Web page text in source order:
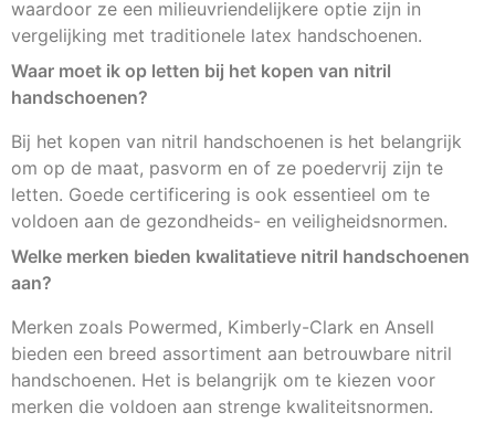
waardoor ze een milieuvriendelijkere optie zijn in
vergelijking met traditionele latex handschoenen.
Waar moet ik op letten bij het kopen van nitril
handschoenen?
Bij het kopen van nitril handschoenen is het belangrijk
om op de maat, pasvorm en of ze poedervrij zijn te
letten. Goede certificering is ook essentieel om te
voldoen aan de gezondheids- en veiligheidsnormen.
Welke merken bieden kwalitatieve nitril handschoenen
aan?
Merken zoals Powermed, Kimberly-Clark en Ansell
bieden een breed assortiment aan betrouwbare nitril
handschoenen. Het is belangrijk om te kiezen voor
merken die voldoen aan strenge kwaliteitsnormen.